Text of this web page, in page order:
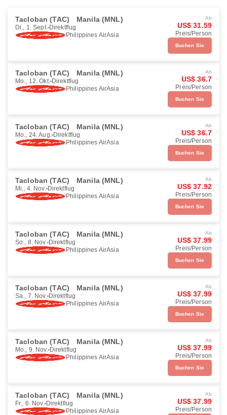
Tacloban (TAC) Manila (MNL)
Di., 1. Sept. Direktflug
Philippines AirAsia
Ab
US$ 31.59
Preis/Person
Buchen Sie
Tacloban (TAC) Manila (MNL)
Mo., 12. Okt. Direktflug
Philippines AirAsia
Ab
US$ 36.7
Preis/Person
Buchen Sie
Tacloban (TAC) Manila (MNL)
Mo., 24. Aug. Direktflug
Philippines AirAsia
Ab
US$ 36.7
Preis/Person
Buchen Sie
Tacloban (TAC) Manila (MNL)
Mi., 4. Nov. Direktflug
Philippines AirAsia
Ab
US$ 37.92
Preis/Person
Buchen Sie
Tacloban (TAC) Manila (MNL)
So., 8. Nov. Direktflug
Philippines AirAsia
Ab
US$ 37.99
Preis/Person
Buchen Sie
Tacloban (TAC) Manila (MNL)
Sa., 7. Nov. Direktflug
Philippines AirAsia
Ab
US$ 37.99
Preis/Person
Buchen Sie
Tacloban (TAC) Manila (MNL)
Mo., 9. Nov. Direktflug
Philippines AirAsia
Ab
US$ 37.99
Preis/Person
Buchen Sie
Tacloban (TAC) Manila (MNL)
Fr., 6. Nov. Direktflug
Philippines AirAsia
Ab
US$ 37.99
Preis/Person